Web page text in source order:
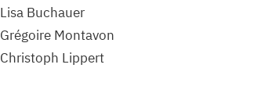
Lisa Buchauer
Grégoire Montavon
Christoph Lippert